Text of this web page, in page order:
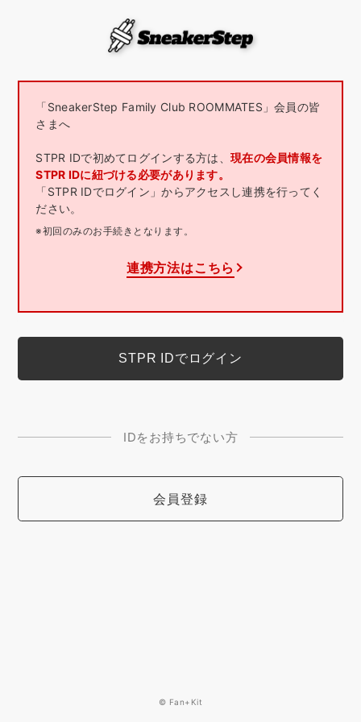
「SneakerStep Family Club ROOMMATES」会員の皆
さまへ
STPR IDで初めてログインする方は、 現在の会員情報を
STPR IDに紐づける必要があります。
「STPR IDでログイン」からアクセスし連携を行ってく
ださい。
※初回のみのお手続きとなります。
連携方法はこちら
IDをお持ちでない方
会員登録
© Fan+Kit